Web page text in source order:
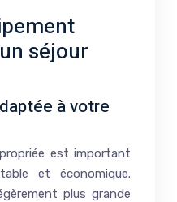
séjour
à votre
est important
et économique.
plus grande